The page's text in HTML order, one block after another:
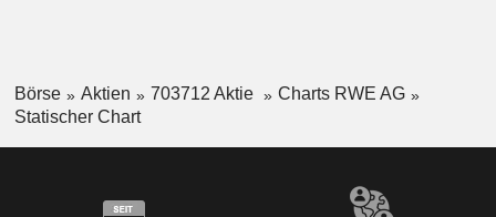
Börse Aktien 703712 Aktie
Charts RWE AG
Statischer Chart